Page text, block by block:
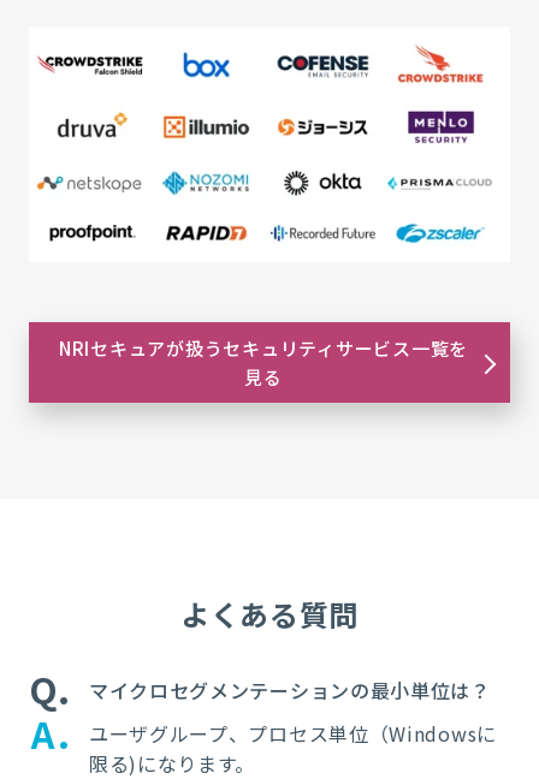
NRIセキュアが扱うセキュリティサービス一覧を
見る
よくある質問
Q マイクロセグメンテーションの最小単位は？
A ユーザグループ、プロセス単位（Windowsに
限る) になります。